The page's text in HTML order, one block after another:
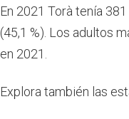
En 2021 Torà tenía
(45,1 %). Los adultos
en 2021.
Explora también las